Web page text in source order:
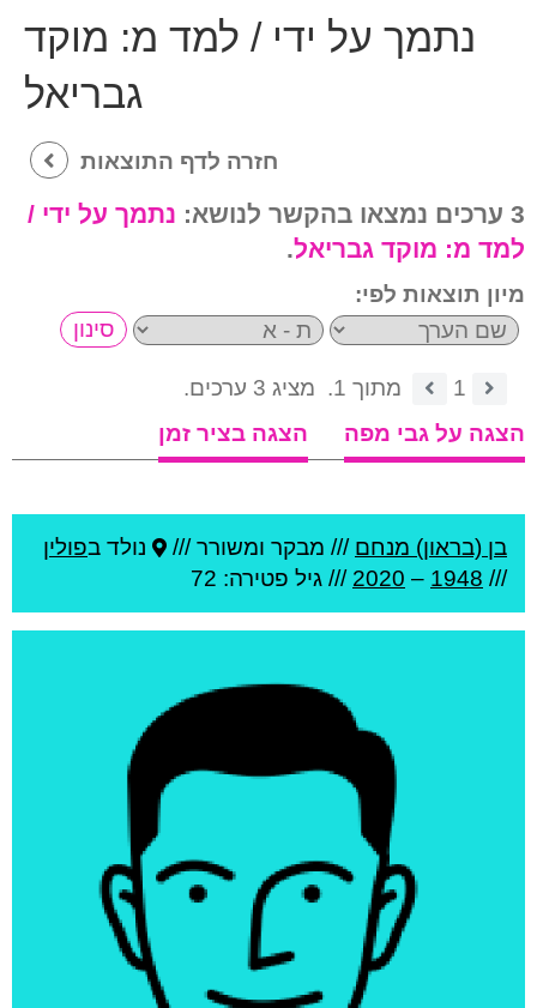
נתמך על ידי / למד מ: מוקד
גבריאל
חזרה לדף התוצאות
3 ערכים נמצאו בהקשר לנושא:
נתמך על ידי /
למד מ: מוקד גבריאל.
מיון תוצאות לפי:
1 מתוך 1.
מציג 3 ערכים.
הצגה על גבי מפה
הצגה בציר זמן
בן (בראון) מנחם /// מבקר ומשורר /// נולד בפולין
///
1948
–
2020 /// גיל פטירה: 72